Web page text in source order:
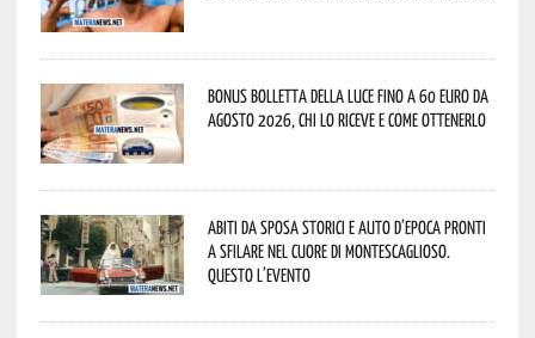
Bonus bolletta della luce fino a 60 euro da
agosto 2026, chi lo riceve e come ottenerlo
Abiti da sposa storici e auto d’epoca pronti
a sfilare nel cuore di Montescaglioso.
Questo l’evento